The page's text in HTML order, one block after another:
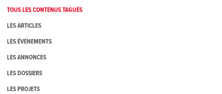
TOUS LES CONTENUS TAGUÉS
LES ARTICLES
LES ÉVÉNEMENTS
LES ANNONCES
LES DOSSIERS
LES PROJETS